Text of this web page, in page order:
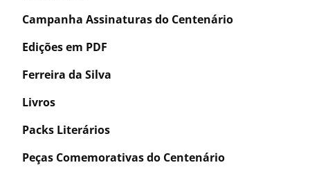
Campanha Assinaturas do Centenário
Edições em PDF
Ferreira da Silva
Livros
Packs Literários
Peças Comemorativas do Centenário